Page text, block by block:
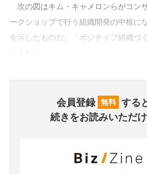
次の図はキム・キャメロンらがコン
ークショップで行う組織開発の中核に
を示したものだ。「ポジティブ組織づ
会員登録 無料 する
続きをお読みいただ